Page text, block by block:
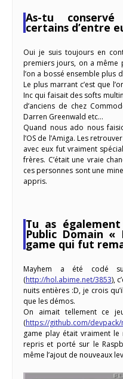
As-tu
certains d’entre
Oui je suis toujours en
premiers jours, on a même
l’on a bossé ensemble plus
Le plus marrant c’est que
Inc qui faisait des softs
d’anciens de chez
Darren Greenwald etc…
Quand nous ado nous
l’OS de l’Amiga. Les
avec eux fut vraiment
frères. C’était une vraie
ces personnes sont une
appris.
Tu as
Public Domain
game qui fut
Mayhem a été codé
(http://hol.abime.net/3853),
nuits entières :D, je crois
que les démos.
On aimait tellement ce
(https://github.com/devpack/
game play était vraiment
repris et porté sur le
même l’ajout de nouveaux